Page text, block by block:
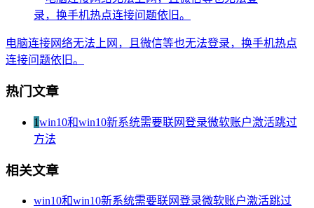
电脑连接网络无法上网，且微信等也无法登录，换手机热点
连接问题依旧。
热门文章
1win10和win10新系统需要联网登录微软账户激活跳过
方法
相关文章
win10和win10新系统需要联网登录微软账户激活跳过